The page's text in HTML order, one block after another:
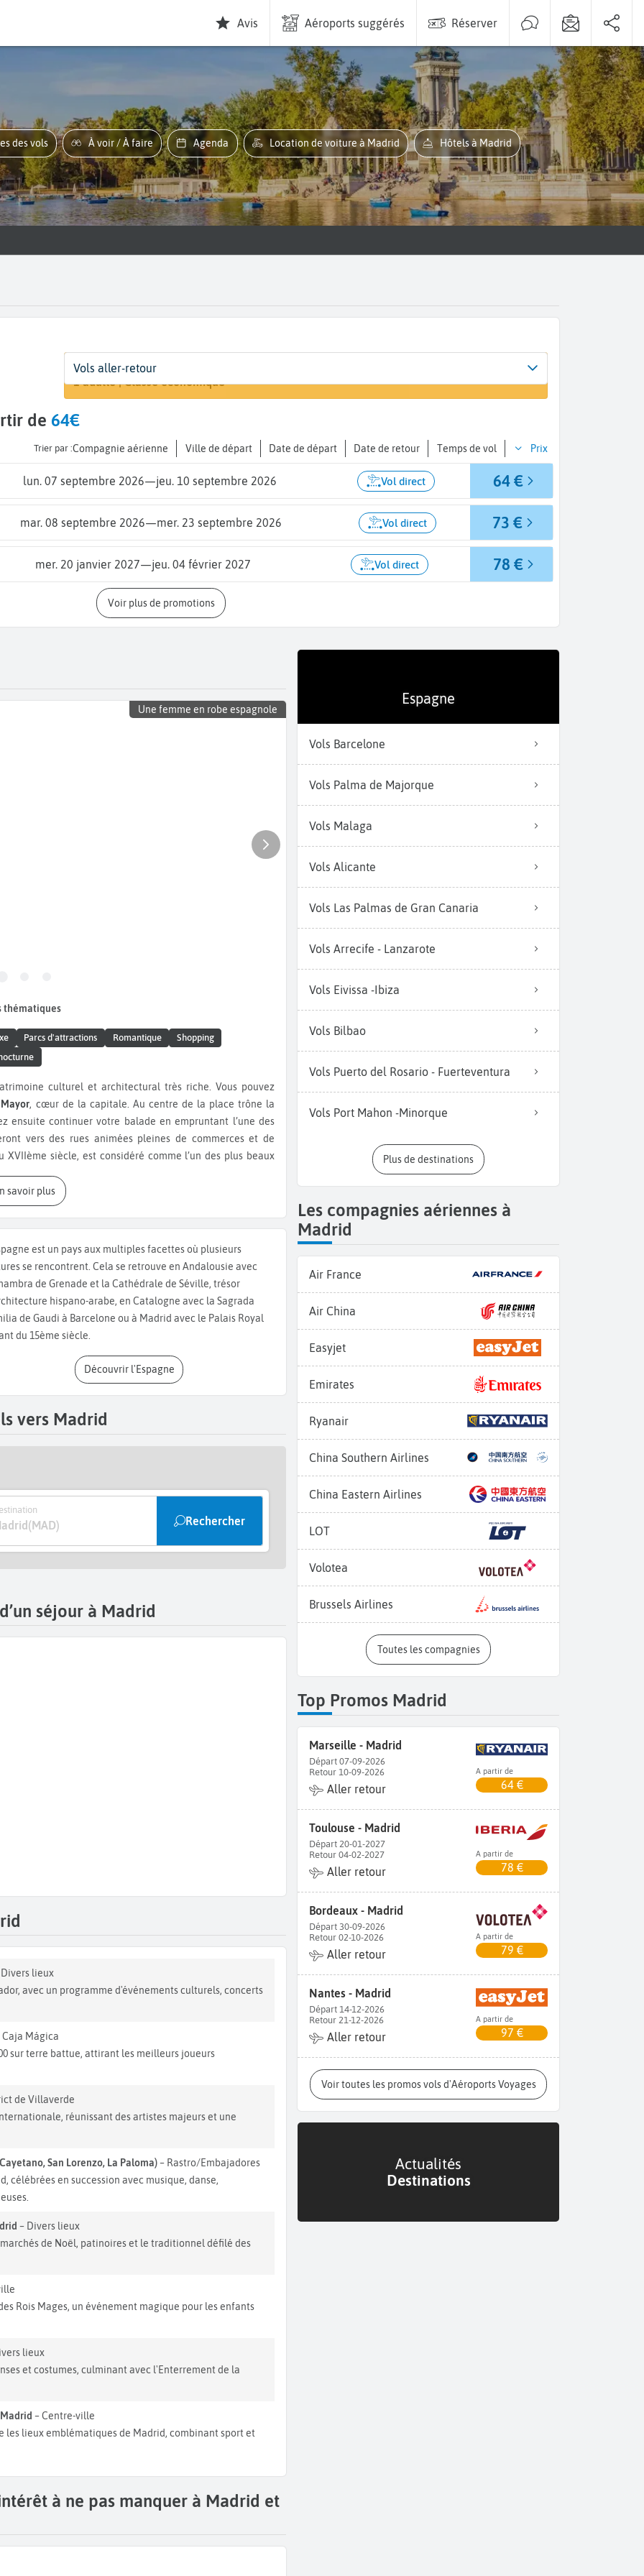
Avis Aéroports suggérés Réserver
des vols À voir / À faire Agenda Location de voiture à Madrid Hôtels à Madrid
Départ
De... Madrid (MAD)
Dates
Dates de votre voyage
Voyageurs | Classe
1 adulte | Classe économique
Vols aller-retour
de 64€
Trier par : Compagnie aérienne Ville de départ Date de départ Date de retour Temps de vol Prix
lun. 07 septembre 2026—jeu. 10 septembre 2026 Vol direct 64 €
mar. 08 septembre 2026—mer. 23 septembre 2026 Vol direct 73 €
mer. 20 janvier 2027—jeu. 04 février 2027 Vol direct 78 €
Voir plus de promotions
Une femme en robe espagnole
thématiques
Parcs d'attractions Romantique
Shopping
culturel et architectural très riche. Vous pouvez
, cœur de la capitale. Au centre de la place trône la
ensuite continuer votre balade en empruntant l’une des
vers des rues animées pleines de commerces et de
XVIIème siècle, est considéré comme l’un des plus beaux
salle du Trône, ornée de fresques de Tiepolo, et la
pouvez voir le Théâtre de l’Opéra ou
, une magnifique structure en verre et métal au sein du parc.
est une excellente sortie pour les enfants, avec une grande
vous conseillons aussi d’assister pendant votre séjour à
par excellence. Vous pouvez en voir au théâtre de
commeCasa PatasouCorral de la Morería, connus pour
locales telles que le fameux churros trempé dans du
vit jour
pour danser et s’amuser jusqu’aux lueurs du jour. Les
particulièrement animés et parfaits pour profiter de la vie
En savoir plus
est un pays aux multiples facettes où plusieurs
se rencontrent. Cela se retrouve en Andalousie avec
de Grenade et la Cathédrale de Séville, trésor
hispano-arabe, en Catalogne avec la Sagrada
de Gaudi à Barcelone ou à Madrid avec le Palais Royal
du 15ème siècle.
Découvrir l'Espagne
vers Madrid
(MAD) Rechercher
séjour à Madrid
Divers lieux
avec un programme d'événements culturels, concerts
Caja Mágica
sur terre battue, attirant les meilleurs joueurs
de Villaverde
réunissant des artistes majeurs et une
San Lorenzo, La Paloma)– Rastro/Embajadores
célébrées en succession avec musique, danse,
– Divers lieux
de Noël, patinoires et le traditionnel défilé des
Rois Mages, un événement magique pour les enfants
lieux
et costumes, culminant avec l'Enterrement de la
– Centre-ville
les lieux emblématiques de Madrid, combinant sport et
à ne pas manquer à Madrid et
Espagne
Vols Barcelone
Vols Palma de Majorque
Vols Malaga
Vols Alicante
Vols Las Palmas de Gran Canaria
Vols Arrecife - Lanzarote
Vols Eivissa -Ibiza
Vols Bilbao
Vols Puerto del Rosario - Fuerteventura
Vols Port Mahon -Minorque
Plus de destinations
Les compagnies aériennes à
Madrid
Air France
Air China
Easyjet
Emirates
Ryanair
China Southern Airlines
China Eastern Airlines
LOT
Volotea
Brussels Airlines
Toutes les compagnies
Top Promos Madrid
Marseille - Madrid
Départ 07-09-2026
Retour 10-09-2026
Aller retour
A partir de
64 €
Toulouse - Madrid
Départ 20-01-2027
Retour 04-02-2027
Aller retour
A partir de
78 €
Bordeaux - Madrid
Départ 30-09-2026
Retour 02-10-2026
Aller retour
A partir de
79 €
Nantes - Madrid
Départ 14-12-2026
Retour 21-12-2026
Aller retour
A partir de
97 €
Voir toutes les promos vols d'Aéroports Voyages
Actualités
Destinations